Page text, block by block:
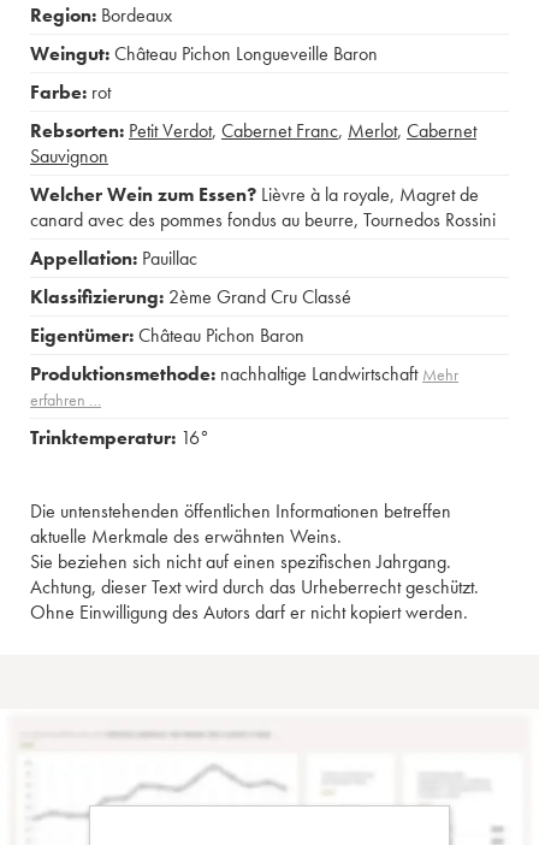
Region: Bordeaux
Weingut:Château Pichon Longueveille Baron
Farbe: rot
Rebsorten: Petit Verdot, Cabernet Franc, Merlot, Cabernet
Sauvignon
Welcher Wein zum Essen? Lièvre à la royale, Magret de
canard avec des pommes fondus au beurre, Tournedos Rossini
Appellation: Pauillac
Klassifizierung: 2ème Grand Cru Classé
Eigentümer:Château Pichon Baron
Produktionsmethode: nachhaltige Landwirtschaft Mehr
erfahren …
Trinktemperatur: 16°
Die untenstehenden öffentlichen Informationen betreffen
aktuelle Merkmale des erwähnten Weins.
Sie beziehen sich nicht auf einen spezifischen Jahrgang.
Achtung, dieser Text wird durch das Urheberrecht geschützt.
Ohne Einwilligung des Autors darf er nicht kopiert werden.